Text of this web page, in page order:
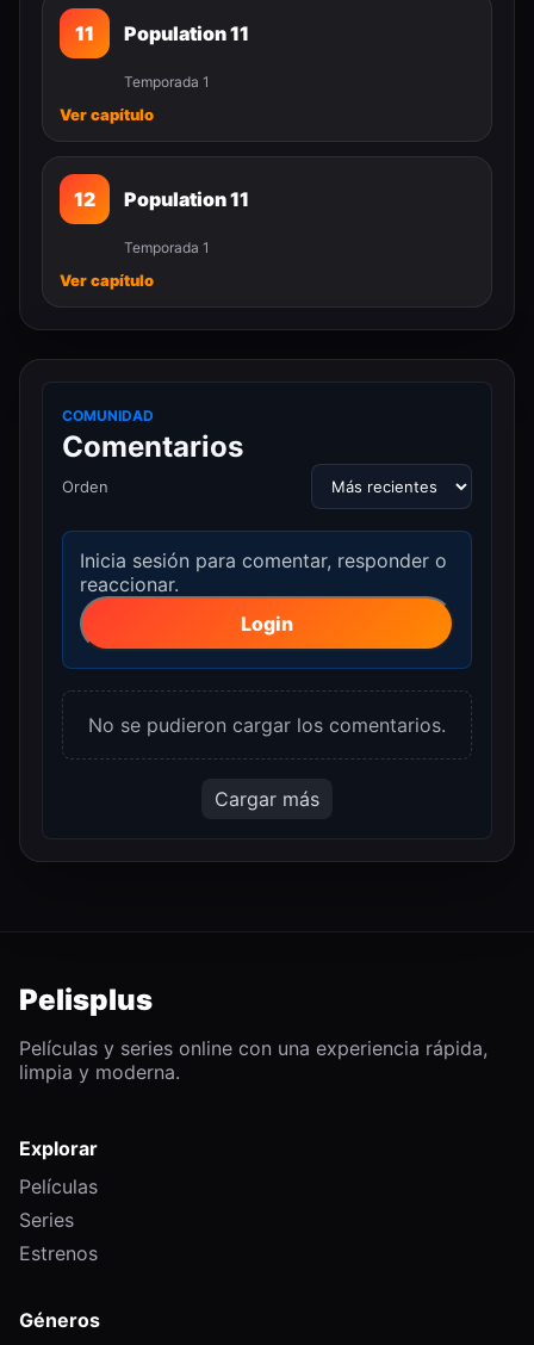
11 Population 11
Temporada 1
Ver capítulo
12 Population 11
Temporada 1
Ver capítulo
COMUNIDAD
Comentarios
Orden
Inicia sesión para comentar, responder o
reaccionar.
Login
No se pudieron cargar los comentarios.
Cargar más
Pelisplus
Películas y series online con una experiencia rápida,
limpia y moderna.
Explorar
Películas
Series
Estrenos
Géneros